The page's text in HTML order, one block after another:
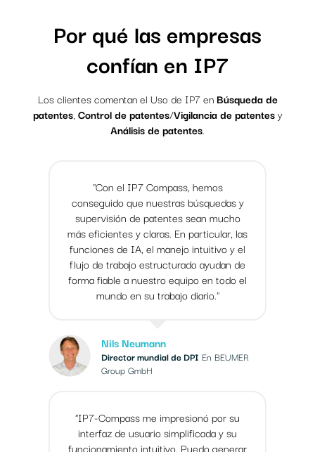
Por qué las empresas
confían en IP7
Los clientes comentan el Uso de IP7 en Búsqueda de
patentes, Control de patentes/Vigilancia de patentesy
Análisis de patentes.
"Con el IP7 Compass, hemos
conseguido que nuestras búsquedas y
supervisión de patentes sean mucho
más eficientes y claras. En particular, las
funciones de IA, el manejo intuitivo y el
flujo de trabajo estructurado ayudan de
forma fiable a nuestro equipo en todo el
mundo en su trabajo diario."
Nils Neumann
Director mundial de DPI En BEUMER
Group GmbH
"IP7-Compass me impresionó por su
interfaz de usuario simplificada y su
funcionamiento intuitivo. Puedo generar